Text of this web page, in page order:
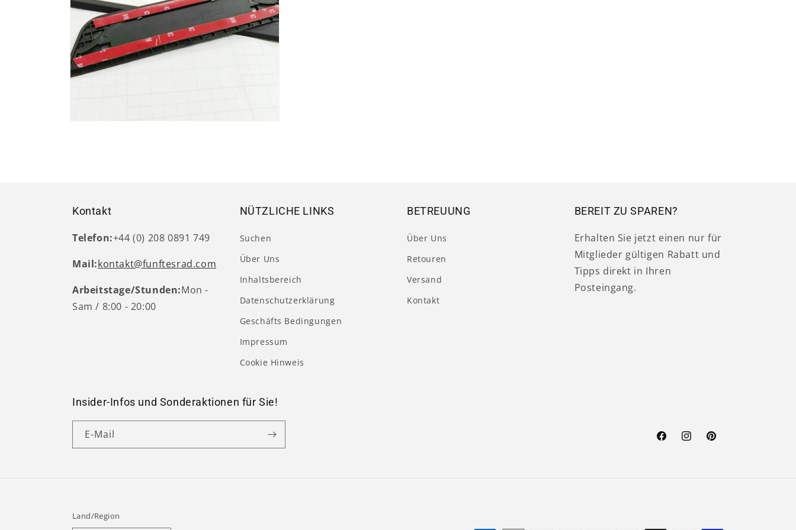
Kontakt
Telefon:+44 (0) 208 0891 749
Mail:kontakt@funftesrad.com
Arbeitstage/Stunden:Mon -
Sam / 8:00 - 20:00
NÜTZLICHE LINKS
Suchen
Über Uns
Inhaltsbereich
Datenschutzerklärung
Geschäfts Bedingungen
Impressum
Cookie Hinweis
BETREUUNG
Über Uns
Retouren
Versand
Kontakt
BEREIT ZU SPAREN?
Erhalten Sie jetzt einen nur für
Mitglieder gültigen Rabatt und
Tipps direkt in Ihren
Posteingang.
Insider-Infos und Sonderaktionen für Sie!
E-Mail
FacebookInstagramPinterest
Land/Region